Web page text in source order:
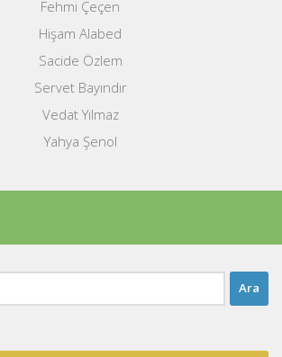
Fehmi Çeçen
Hişam Alabed
Sacide Özlem
Servet Bayındır
Vedat Yılmaz
Yahya Şenol